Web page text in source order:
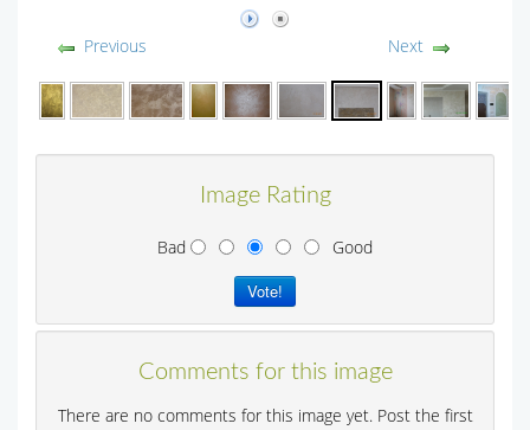
Previous Next
Image Rating
Bad Good
Comments for this image
There are no comments for this image yet. Post the first